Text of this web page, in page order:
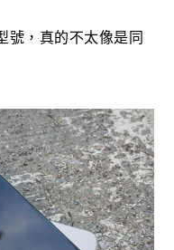
號，真的不太像是同